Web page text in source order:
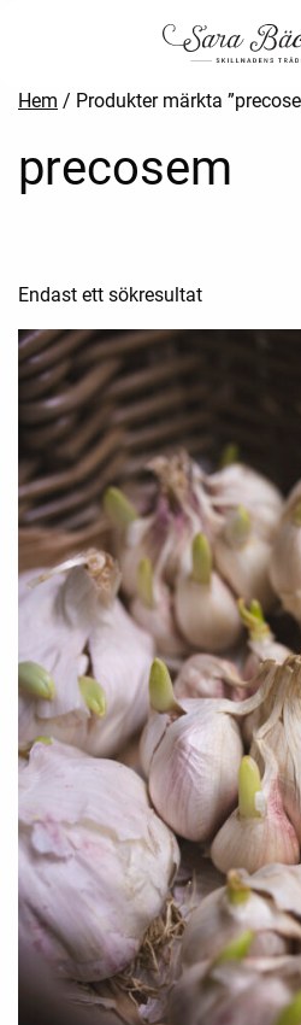
Hem / Produkter märkta
precosem
Endast ett sökresultat